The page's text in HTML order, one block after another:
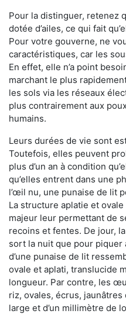
Pour la distinguer, retenez
dotée d’ailes, ce qui fait
Pour votre gouverne, ne
caractéristiques, car les
En effet, elle n’a point
marchant le plus
les sols via les réseaux
plus contrairement aux
humains.
Leurs durées de vie sont
Toutefois, elles peuvent
plus d’un an à condition
qu’elles entrent dans une
l’œil nu, une punaise de lit
La structure aplatie et
majeur leur permettant de
recoins et fentes. De jour,
sort la nuit que pour piquer
d’une punaise de lit
ovale et aplati, translucide
longueur. Par contre, les
riz, ovales, écrus,
large et d’un millimètre de